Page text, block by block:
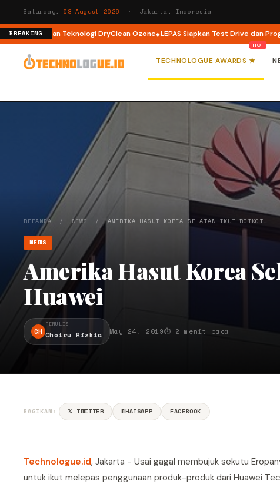
Saturday, 08 August 2026 · Jakarta, Indonesia
BREAKING
dengan Teknologi DryClean Ozone LEPAS Siapkan Test Drive dan Program
TECHNOLOGUE AWARDS ★
BERANDA /NEWS / AMERIKA HASUT KOREA SELATAN IKUT BOIKOT…
NEWS
Amerika Hasut Korea
Huawei
CH
PENULIS
Choiru Rizkia May 24, 2019⏱ 2 menit baca
BAGIKAN: 𝕏 TWITTER WHATSAPP FACEBOOK
Technologue.id, Jakarta - Usai gagal membujuk sekutu
untuk ikut melepas penggunaan produk-produk dari Huawei